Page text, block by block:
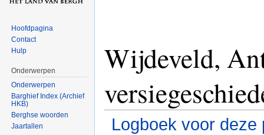
Wijdeveld,
Logboek voor deze
Hoofdpagina
Contact
Hulp
Onderwerpen
Onderwerpen
Barghief Index (Archief
HKB)
Berghse woorden
Jaartallen